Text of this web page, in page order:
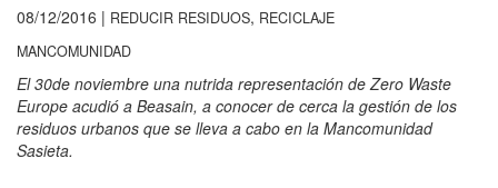
08/12/2016 | REDUCIR RESIDUOS, RECICLAJE
MANCOMUNIDAD
El 30de noviembre una nutrida representación de Zero Waste
Europe acudió a Beasain, a conocer de cerca la gestión de los
residuos urbanos que se lleva a cabo en la Mancomunidad
Sasieta.